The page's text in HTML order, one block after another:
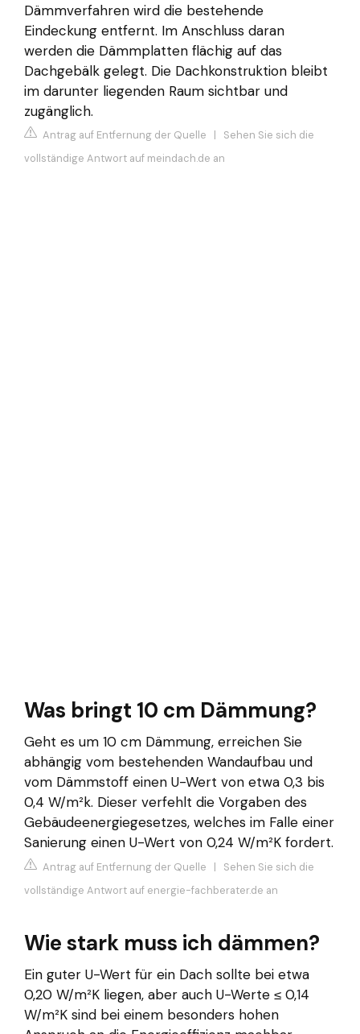
Dämmverfahren wird die bestehende
Eindeckung entfernt. Im Anschluss daran
werden die Dämmplatten flächig auf das
Dachgebälk gelegt. Die Dachkonstruktion bleibt
im darunter liegenden Raum sichtbar und
zugänglich.
Antrag auf Entfernung der Quelle | Sehen Sie sich die
vollständige Antwort auf meindach.de an
Was bringt 10 cm Dämmung?
Geht es um 10 cm Dämmung, erreichen Sie
abhängig vom bestehenden Wandaufbau und
vom Dämmstoff einen U-Wert von etwa 0,3 bis
0,4 W/m²k. Dieser verfehlt die Vorgaben des
Gebäudeenergiegesetzes, welches im Falle einer
Sanierung einen U-Wert von 0,24 W/m²K fordert.
Antrag auf Entfernung der Quelle | Sehen Sie sich die
vollständige Antwort auf energie-fachberater.de an
Wie stark muss ich dämmen?
Ein guter U-Wert für ein Dach sollte bei etwa
0,20 W/m²K liegen, aber auch U-Werte ≤ 0,14
W/m²K sind bei einem besonders hohen